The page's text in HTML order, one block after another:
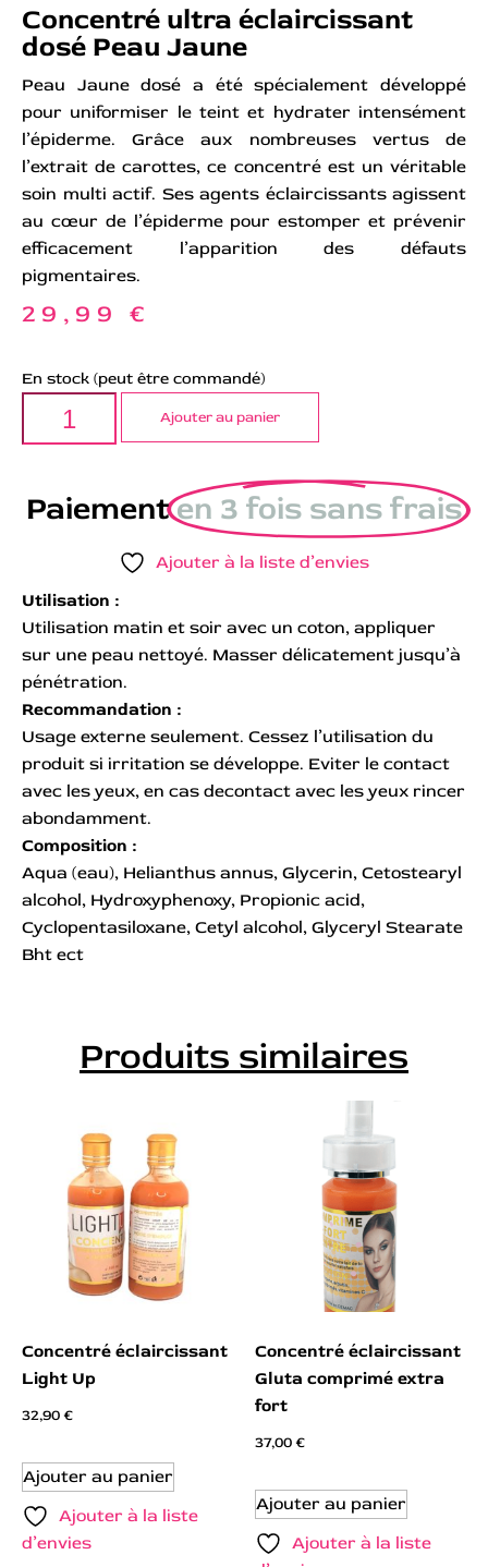
Concentré ultra éclaircissant
dosé Peau Jaune
Peau Jaune dosé a été spécialement développé
pour uniformiser le teint et hydrater intensément
l’épiderme. Grâce aux nombreuses vertus de
l’extrait de carottes, ce concentré est un véritable
soin multi actif. Ses agents éclaircissants agissent
au cœur de l’épiderme pour estomper et prévenir
efficacement l’apparition des défauts
pigmentaires.
29,99 €
En stock (peut être commandé)
Ajouter au panier
Paiementen 3 fois sans frais
Ajouter à la liste d’envies
Utilisation :
Utilisation matin et soir avec un coton, appliquer
sur une peau nettoyé. Masser délicatement jusqu’à
pénétration.
Recommandation :
Usage externe seulement. Cessez l’utilisation du
produit si irritation se développe. Eviter le contact
avec les yeux, en cas decontact avec les yeux rincer
abondamment.
Composition :
Aqua (eau), Helianthus annus, Glycerin, Cetostearyl
alcohol, Hydroxyphenoxy, Propionic acid,
Cyclopentasiloxane, Cetyl alcohol, Glyceryl Stearate
Bht ect
Produits similaires
Concentré éclaircissant
Light Up
32,90€
Ajouter au panier
Ajouter à la liste
d’envies
Concentré éclaircissant
Gluta comprimé extra
fort
37,00€
Ajouter au panier
Ajouter à la liste